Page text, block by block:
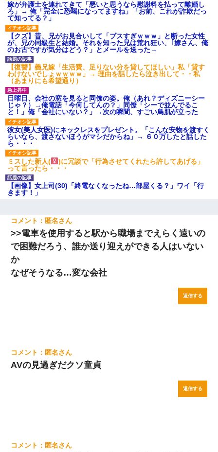
嫁が弁護士を連れてきて「悪いと思うなら慰謝料を払って離婚し
ろ」→ 俺「完全に恐喝になってますね」「お前、これが詐欺だっ
て知ってる？」
【クズ】昔、兄がお見合いして「ブスすぎｗｗｗ」と断った女性
が、兄の同級生と結婚。それを知った兄は荒れ狂い、｢嫁さん、俺
のお古ですが気分はどう？」とメールを送った→
【復讐】義兄嫁「生活費、足りない分を貸してほしい」私「貸す
わけないでしょｗｗｗｗ」→ 理由を話したら泣き出して・・私
（あまりにも希望通り）
日曜日、会社の窓を見ると同僚の姿。俺（あれ？ディズニーシー
じゃ？）→俺電話「今何してんの？」同僚「シーで並んでるこ
と！」俺「会社にいない？」→次の瞬間、すごい鳥肌が立った
彼女(美人女医)にネックレスをプレゼント。「こんな安物を渡すく
らいなら、渡さないほうがマシだからね」→ ６０万したと話した
ら・・・
ミスした新人(
)に冗談で「行為させてくれたら許してあげる」
って言ったら・・・
【画像】女上司(30)「終電なくなったね…部屋くる？」ワイ「行
きます！」
匿名
>>電車を使用すると駅から職場までえらく遠いの
で困難だろう、誰か送り迎えができる人はいない
か
なぜそうなる…変な会社
返信する
匿名
AVの見過ぎだクソ童貞
返信する
匿名